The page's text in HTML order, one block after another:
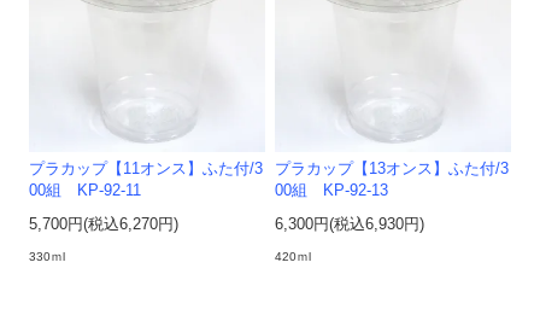
プラカップ【11オンス】ふた付/3
00組 KP-92-11
5,700円(税込6,270円)
330ｍl
プラカップ【13オンス】ふた付/3
00組 KP-92-13
6,300円(税込6,930円)
420ｍl